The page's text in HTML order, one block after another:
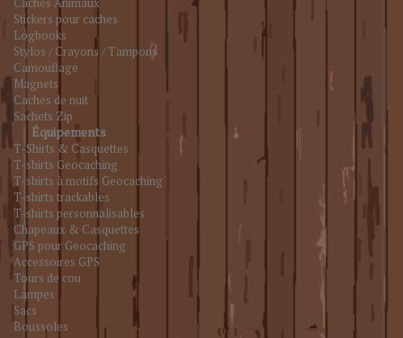
Stickers pour caches
Logbooks
Stylos / Crayons / Tampons
Camouflage
Magnets
Caches de nuit
Sachets Zip
Équipements
T-Shirts & Casquettes
T-shirts Geocaching
T-shirts à motifs Geocaching
T-shirts trackables
T-shirts personnalisables
Chapeaux & Casquettes
GPS pour Geocaching
Accessoires GPS
Tours de cou
Lampes
Sacs
Boussoles